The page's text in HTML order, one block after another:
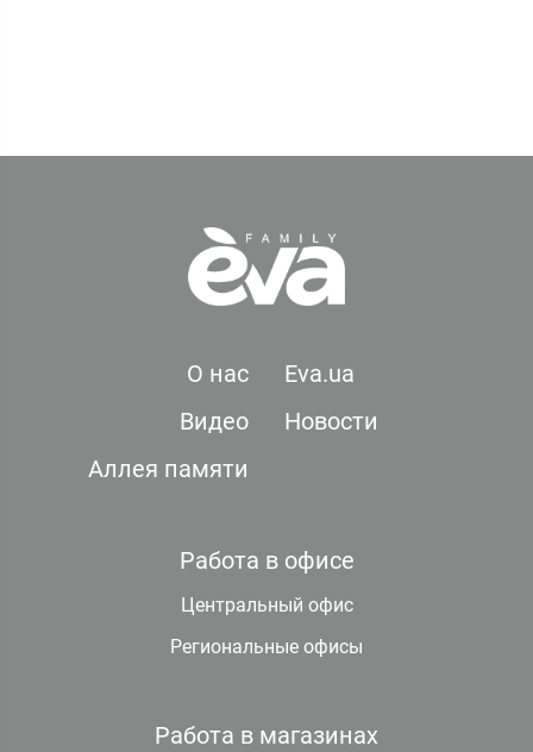
О нас
Eva.ua
Видео
Новости
Аллея памяти
Работа в офисе
Центральный офис
Региональные офисы
Работа в магазинах